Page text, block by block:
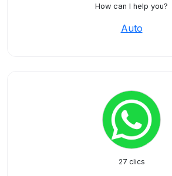
How can I help you?
Auto
27 clics